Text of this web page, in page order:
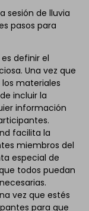
sesión de lluvia
pasos para
definir el
Una vez que
materiales
incluir la
información
facilita la
miembros del
especial de
todos puedan
vez que estés
para que